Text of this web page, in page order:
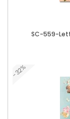
SC-559-
-32%